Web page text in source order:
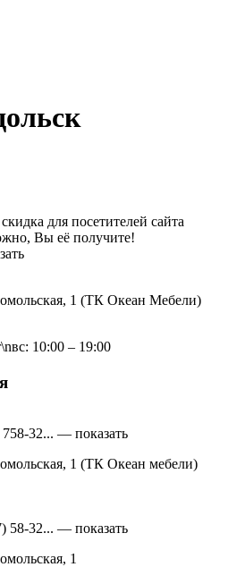
для посетителей сайта
Вы её получите!
1 (ТК Океан Мебели)
10:00 – 19:00
32... — показать
1 (ТК Океан мебели)
58-32... — показать
1